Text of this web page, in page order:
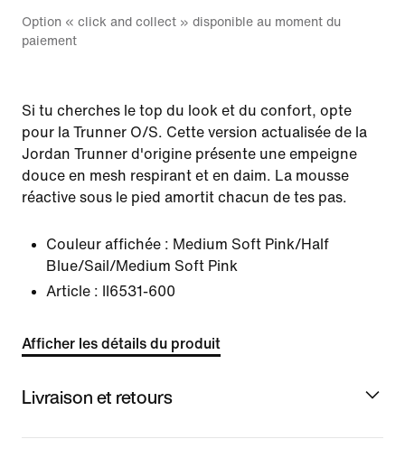
Option « click and collect » disponible au moment du
paiement
Si tu cherches le top du look et du confort, opte
pour la Trunner O/S. Cette version actualisée de la
Jordan Trunner d'origine présente une empeigne
douce en mesh respirant et en daim. La mousse
réactive sous le pied amortit chacun de tes pas.
Couleur affichée : Medium Soft Pink/Half
Blue/Sail/Medium Soft Pink
Article :
II6531-600
Afficher les détails du produit
Livraison et retours